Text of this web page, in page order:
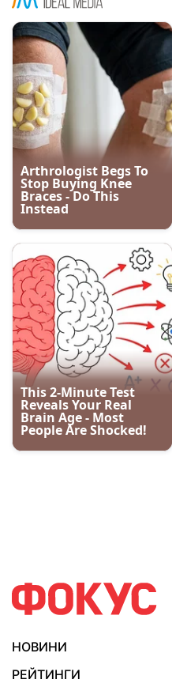
НОВИНИ
РЕЙТИНГИ